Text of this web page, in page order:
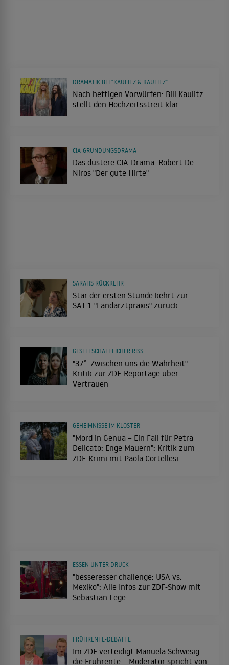
Nach heftigen Vorwürfen: Bill Kaulitz
stellt den Hochzeitsstreit klar
DRAMATIK BEI "KAULITZ & KAULITZ"
Das düstere CIA-Drama: Robert De
Niros "Der gute Hirte"
CIA-GRÜNDUNGSDRAMA
Star der ersten Stunde kehrt zur
SAT.1-"Landarztpraxis" zurück
SARAHS RÜCKKEHR
"37°: Zwischen uns die Wahrheit":
Kritik zur ZDF-Reportage über
Vertrauen
GESELLSCHAFTLICHER RISS
"Mord in Genua – Ein Fall für Petra
Delicato: Enge Mauern": Kritik zum
ZDF-Krimi mit Paola Cortellesi
GEHEIMNISSE IM KLOSTER
"besseresser challenge: USA vs.
Mexiko": Alle Infos zur ZDF-Show mit
Sebastian Lege
ESSEN UNTER DRUCK
Im ZDF verteidigt Manuela Schwesig
die Frührente – Moderator spricht von
FRÜHRENTE-DEBATTE